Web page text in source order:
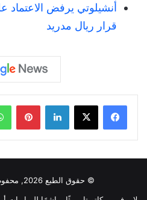
أنشيلوتي يرفض
قرار ريال مدريد
لينكدإن بينتيريست
© حقوق الطبع 2026, محفوظة |